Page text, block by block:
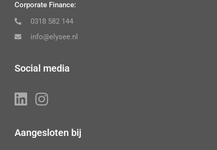
Corporate Finance:
0318 582 144
info@elysee.nl
Social media
Aangesloten bij